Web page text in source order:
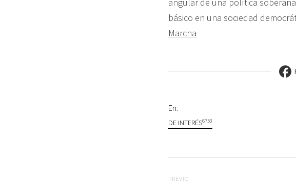
básico en una sociedad
Marcha
En:
DE INTERÉS6753
Previo
PREVIO